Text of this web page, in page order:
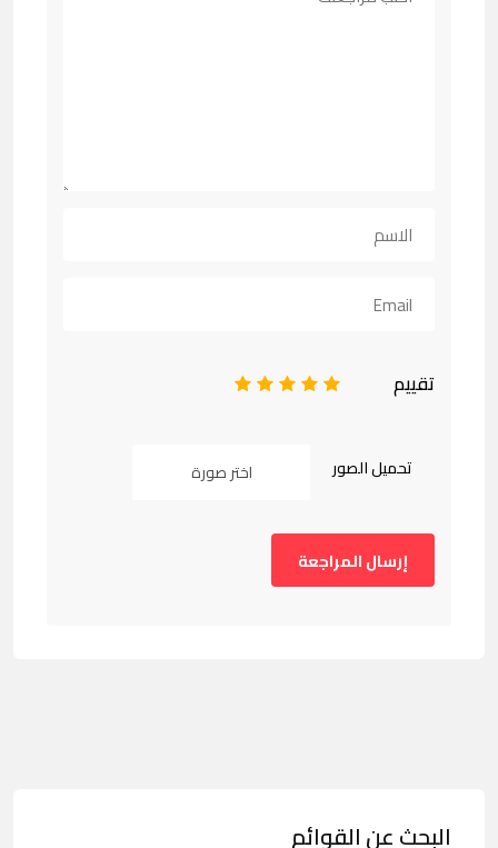
تقييم 5
4
3
2
تحميل الصور اختر صورة
البحث عن القوائم